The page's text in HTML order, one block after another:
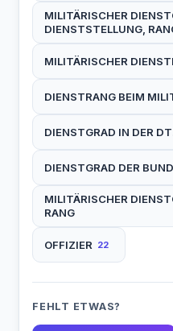
MILITÄRISCHER
DIENSTSTELLUNG,
MILITÄRISCHER
DIENSTRANG BEIM
DIENSTGRAD IN DER
DIENSTGRAD DER
MILITÄRISCHER
RANG
OFFIZIER 22
FEHLT ETWAS?